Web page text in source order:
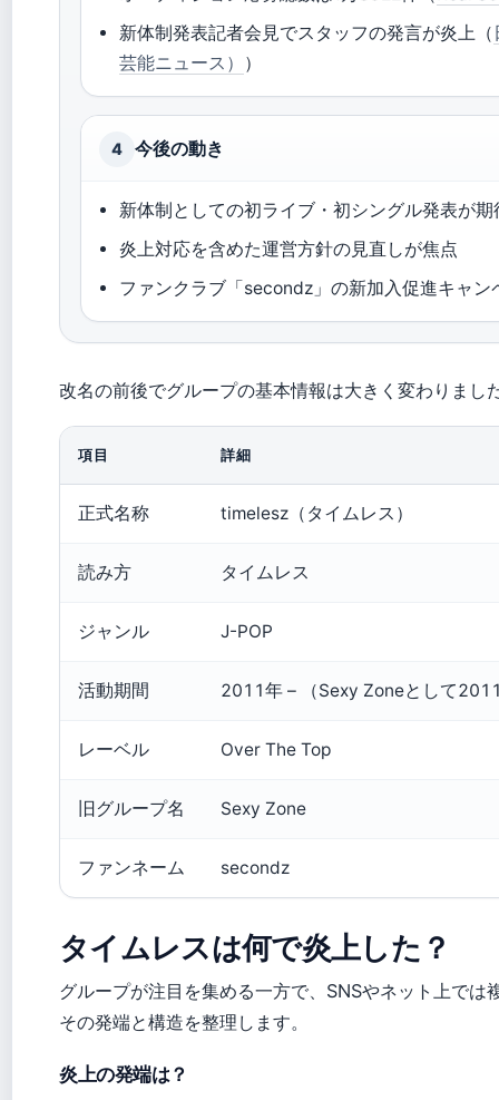
新体制発表記者会見でスタッフの発言が炎上（
芸能ニュース） ）
4 今後の動き
新体制としての初ライブ・初シングル発表が期
炎上対応を含めた運営方針の見直しが焦点
ファンクラブ「secondz」の新加入促進キャン
改名の前後でグループの基本情報は大きく変わりまし
項目 詳細
正式名称 timelesz（タイムレス）
読み方 タイムレス
ジャンル J-POP
活動期間 2011年 – （Sexy Zoneとして
レーベル Over The Top
旧グループ名 Sexy Zone
ファンネーム secondz
タイムレスは何で炎上した？
グループが注目を集める一方で、SNSやネット上では
その発端と構造を整理します。
炎上の発端は？